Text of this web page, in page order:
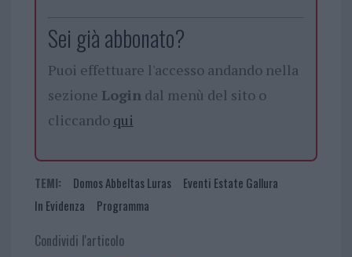
Sei già abbonato?
Puoi effettuare l'accesso andando nella
sezione Logindal menù del sito o
cliccando qui
TEMI: Domos Abbeltas Luras
Eventi Estate Gallura
In Evidenza
Programma
Condividi l'articolo